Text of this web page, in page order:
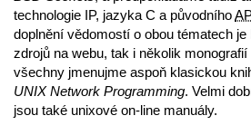
technologie IP, jazyka C a původního
doplnění vědomostí o obou tématech
zdrojů na webu, tak i několik
všechny jmenujme aspoň klasickou
UNIX Network Programming. Velmi
jsou také unixové on-line manuály.